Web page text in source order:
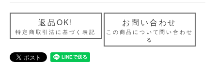
返品OK!
特定商取引法に基づく表記
お問い合わせ
この商品について問い合わせ
る